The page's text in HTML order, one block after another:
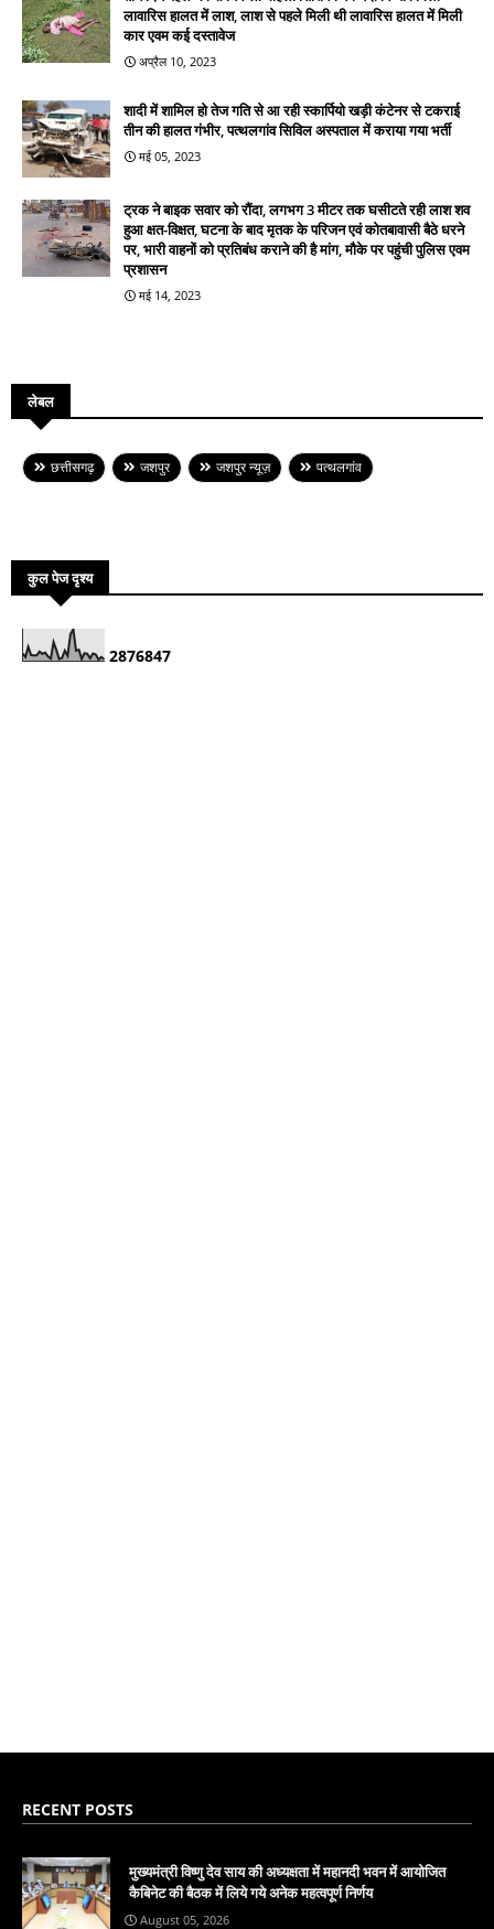
लावारिस हालत में लाश, लाश से पहले मिली थी लावारिस हालत में मिली
कार एवम कई दस्तावेज
अप्रैल 10, 2023
शादी में शामिल हो तेज गति से आ रही स्कार्पियो खड़ी कंटेनर से टकराई
तीन की हालत गंभीर, पत्थलगांव सिविल अस्पताल में कराया गया भर्ती
मई 05, 2023
ट्रक ने बाइक सवार को रौंदा, लगभग 3 मीटर तक घसीटते रही लाश शव
हुआ क्षत-विक्षत, घटना के बाद मृतक के परिजन एवं कोतबावासी बैठे धरने
पर, भारी वाहनों को प्रतिबंध कराने की है मांग, मौके पर पहुंची पुलिस एवम
प्रशासन
मई 14, 2023
लेबल
छत्तीसगढ़ जशपुर जशपुर न्यूज़ पत्थलगांव
कुल पेज दृश्य
2876847
RECENT POSTS
मुख्यमंत्री विष्णु देव साय की अध्यक्षता में महानदी भवन में आयोजित
कैबिनेट की बैठक में लिये गये अनेक महत्वपूर्ण निर्णय
August 05, 2026